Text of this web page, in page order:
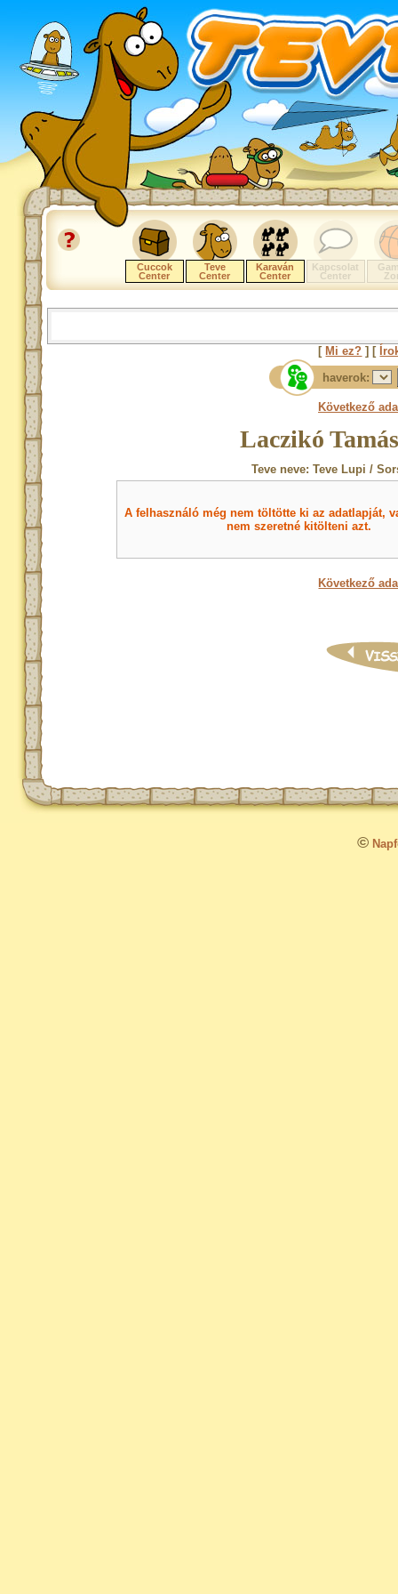
Cuccok
Center
Teve
Center
Karaván
Center
Kapcsolat
Center
[ Mi ez? ] [
haverok:
Következő
Laczikó
Teve neve: Teve Lupi /
A felhasználó még nem töltötte ki az adatlapját,
nem szeretné kitölteni azt.
Következő
©